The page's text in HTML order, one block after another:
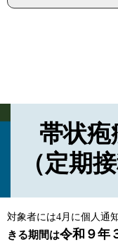
帯状
（定期接
対象者には4月に個人通
きる期間は令和９年